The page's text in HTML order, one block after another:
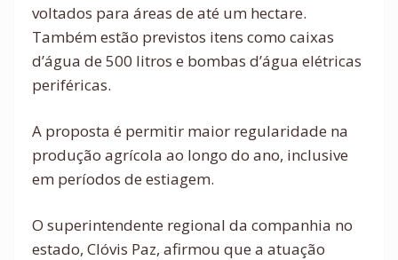
voltados para áreas de até um hectare.
Também estão previstos itens como caixas
d’água de 500 litros e bombas d’água elétricas
periféricas.
A proposta é permitir maior regularidade na
produção agrícola ao longo do ano, inclusive
em períodos de estiagem.
O superintendente regional da companhia no
estado, Clóvis Paz, afirmou que a atuação